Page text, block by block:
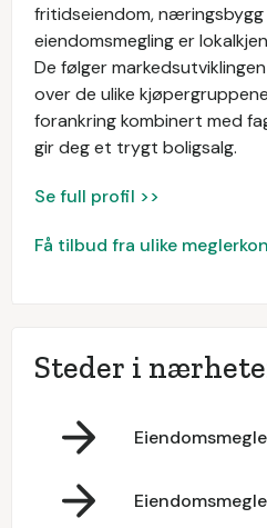
fritidseiendom, næringsbygg
eiendomsmegling er
De følger
over de ulike
forankring kombinert med
gir deg et trygt boligsalg.
Se full profil >>
Få tilbud fra ulike
Steder i